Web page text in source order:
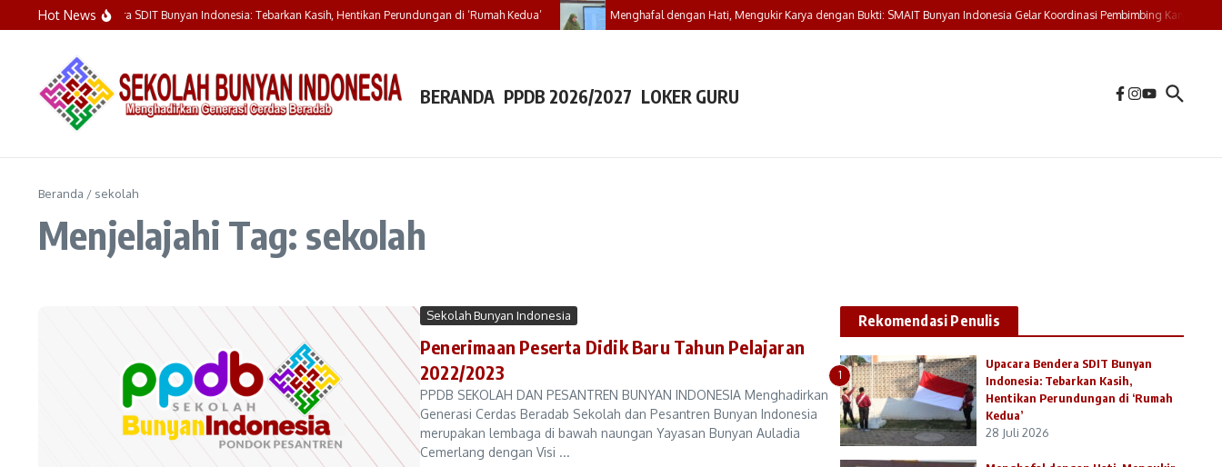
Lewati ke konten
Hot News
Upacara Bendera SDIT Bunyan Indonesia: Tebarkan Kasih, Hentikan Perundungan di ‘Rumah Kedua’ Menghafal dengan Hati, Mengukir Karya dengan Bukti: SMAIT Bunyan Indonesia Gelar Koordinasi Pembimbing Karya Tulis
BERANDA PPDB 2026/2027 LOKER GURU
Beranda / sekolah
Menjelajahi Tag: sekolah
Sekolah Bunyan Indonesia
Penerimaan Peserta Didik Baru Tahun Pelajaran
2022/2023
PPDB SEKOLAH DAN PESANTREN BUNYAN INDONESIA Menghadirkan
Generasi Cerdas Beradab Sekolah dan Pesantren Bunyan Indonesia
merupakan lembaga di bawah naungan Yayasan Bunyan Auladia
Cemerlang dengan Visi ...
Rekomendasi Penulis
1
Upacara Bendera SDIT Bunyan
Indonesia: Tebarkan Kasih,
Hentikan Perundungan di ‘Rumah
Kedua’
28 Juli 2026